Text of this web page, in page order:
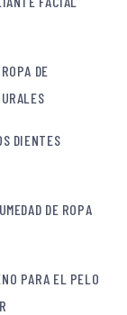
DE
DIENTES
DE ROPA
PARA EL PELO